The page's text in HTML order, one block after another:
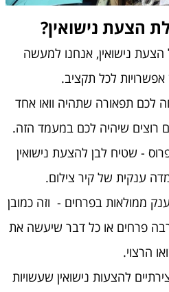
הצעת נישואין?
נישואין, אנחנו למעשה
אפשרויות לכל תקציב.
לכם תפאורה שתהיה וואו אחד
רוצים שיהיה לכם במעמד הזה.
- שטיח לבן להצעת נישואין
ענקית של קיר צילום.
ממולאות בפרחים - וזה כמובן
פרחים או כל דבר שיעשה את
הרצוי.
5 רעיונות יצירתיים להצעות נישואין שעשויות